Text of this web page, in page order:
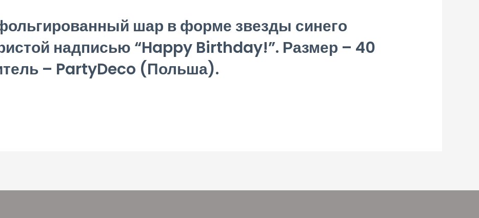
шар в форме звезды синего
надписью “Happy Birthday!”. Размер – 40
– PartyDeco (Польша).